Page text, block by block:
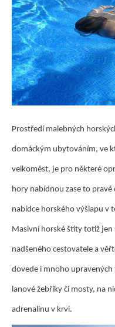
Prostředí malebných
domáckým ubytováním, ve
velkoměst, je pro některé
hory nabídnou zase to
nabídce horského výšlapu v
Masivní horské štíty totiž
nadšeného cestovatele a
dovede i mnoho
lanové žebříky či mosty, na
adrenalinu v krvi.